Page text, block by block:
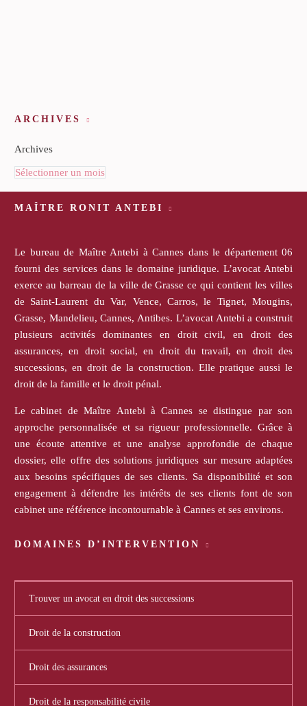
ARCHIVES
Archives
Sélectionner un mois
MAÎTRE RONIT ANTEBI
Le bureau de Maître Antebi à Cannes dans le département 06
fourni des services dans le domaine juridique. L’avocat Antebi
exerce au barreau de la ville de Grasse ce qui contient les villes
de Saint-Laurent du Var, Vence, Carros, le Tignet, Mougins,
Grasse, Mandelieu, Cannes, Antibes. L’avocat Antebi a construit
plusieurs activités dominantes en droit civil, en droit des
assurances, en droit social, en droit du travail, en droit des
successions, en droit de la construction. Elle pratique aussi le
droit de la famille et le droit pénal.
Le cabinet de Maître Antebi à Cannes se distingue par son
approche personnalisée et sa rigueur professionnelle. Grâce à
une écoute attentive et une analyse approfondie de chaque
dossier, elle offre des solutions juridiques sur mesure adaptées
aux besoins spécifiques de ses clients. Sa disponibilité et son
engagement à défendre les intérêts de ses clients font de son
cabinet une référence incontournable à Cannes et ses environs.
DOMAINES D’INTERVENTION
Trouver un avocat en droit des successions
Droit de la construction
Droit des assurances
Droit de la responsabilité civile